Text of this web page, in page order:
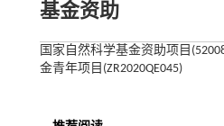
基金资助
国家自然科学基金资助项目
金青年项目(ZR2020QE045)